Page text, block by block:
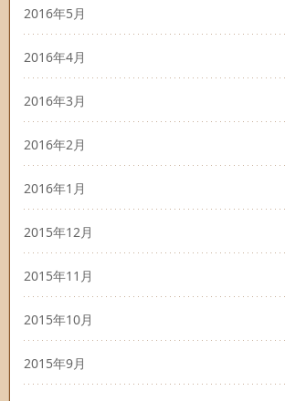
2016年5月
2016年4月
2016年3月
2016年2月
2016年1月
2015年12月
2015年11月
2015年10月
2015年9月